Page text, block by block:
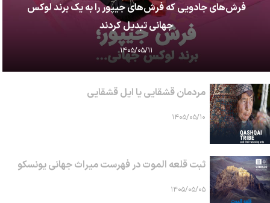
فرش‌های جادویی که فرش‌های جیپور را به یک برند لوکس
جهانی تبدیل کردند
۱۴۰۵/۰۵/۱۱
مردمان قشقایی یا ایل قشقایی
۱۴۰۵/۰۵/۱۰
ثبت قلعه الموت در فهرست میراث جهانی یونسکو
۱۴۰۵/۰۵/۰۵